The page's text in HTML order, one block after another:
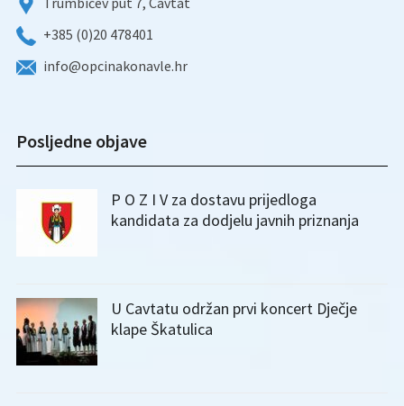
+385 (0)20 478401
info@opcinakonavle.hr
Posljedne objave
P O Z I V za dostavu prijedloga
kandidata za dodjelu javnih priznanja
U Cavtatu održan prvi koncert Dječje
klape Škatulica